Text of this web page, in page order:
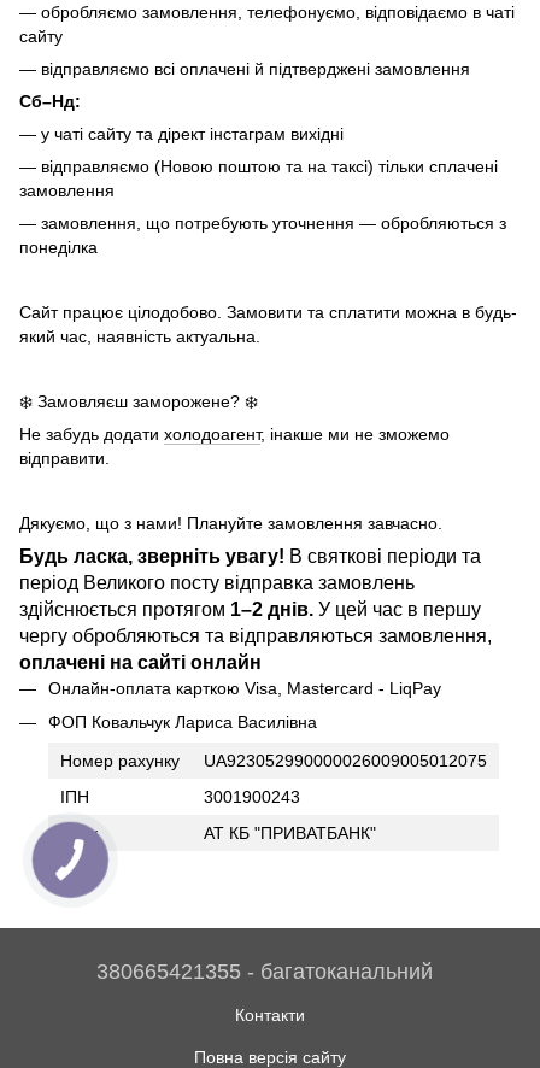
— обробляємо замовлення, телефонуємо, відповідаємо в чаті
сайту
— відправляємо всі оплачені й підтверджені замовлення
Сб–Нд:
— у чаті сайту та дірект інстаграм вихідні
— відправляємо (Новою поштою та на таксі) тільки сплачені
замовлення
— замовлення, що потребують уточнення — обробляються з
понеділка
Сайт працює цілодобово. Замовити та сплатити можна в будь-
який час, наявність актуальна.
❄️ Замовляєш заморожене? ❄️
Не забудь додати холодоагент, інакше ми не зможемо
відправити.
Дякуємо, що з нами! Плануйте замовлення завчасно.
Будь ласка, зверніть увагу! В святкові періоди та
період Великого посту відправка замовлень
здійснюється протягом 1–2 днів. У цей час в першу
чергу обробляються та відправляються замовлення,
оплачені на сайті онлайн
Онлайн-оплата карткою Visa, Mastercard - LiqPay
ФОП Ковальчук Лариса Василівна
Номер рахунку
UA923052990000026009005012075
ІПН
3001900243
Банк
АТ КБ "ПРИВАТБАНК"
380665421355 - багатоканальний
Контакти
Повна версія сайту